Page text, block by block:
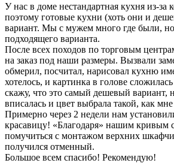
У нас в доме нестандартная кухня из-за
поэтому готовые кухни (хоть они и
вариант. Мы с мужем много где были,
подходящего варианта.
После всех походов по торговым
на заказ под наши размеры. Вызвали
обмерил, посчитал, нарисовал кухню
хотелось, и картинка в голове
скажу, что это самый дешевый вариант,
вписалась и цвет выбрала такой, как
Примерно через 2 недели нам
красавицу! «Благодаря» нашим кривым
помучиться с монтажом верхних
получился отменный.
Большое всем спасибо! Рекомендую!